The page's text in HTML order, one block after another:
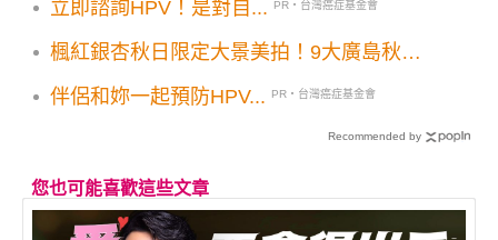
立即諮詢HPV！是對自...
PR・台灣癌症基金會
楓紅銀杏秋日限定大景美拍！9大廣島秋季
伴侶和妳一起預防HPV...
PR・台灣癌症基金會
Recommended by
您也可能喜歡這些文章